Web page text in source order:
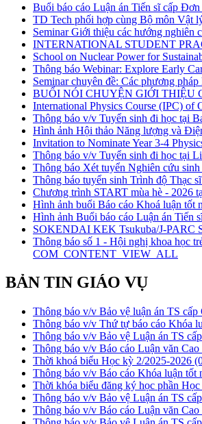
Buổi báo cáo Luận án Tiến sĩ cấp
TD Tech phối hợp cùng Bộ môn Vật
Seminar Giới thiệu các hướng nghiên
INTERNATIONAL STUDENT
School on Nuclear Power for
Thông báo Webinar: Explore Early
Seminar chuyên đề: Các phương
BUỔI NÓI CHUYỆN GIỚI THIỆU
International Physics Course (IPC) of
Thông báo v/v Tuyển sinh đi học tại
Hình ảnh Hội thảo Năng lượng và
Invitation to Nominate Year 3-4
Thông báo v/v Tuyển sinh đi học tại
Thông báo Xét tuyển Nghiên cứu sinh
Thông báo tuyển sinh Trình độ Thạc
Chương trình START mùa hè - 2026
Hình ảnh buổi Báo cáo Khoá luận tốt
Hình ảnh Buổi báo cáo Luận án Tiến
SOKENDAI KEK Tsukuba/J-PARC
Thông báo số 1 - Hội nghị khoa học
COM_CONTENT_VIEW_ALL
BẢN TIN GIÁO VỤ
Thông báo v/v Bảo vệ luận án TS
Thông báo v/v Thứ tự báo cáo Khóa
Thông báo v/v Bảo vệ Luận án TS
Thông báo v/v Báo cáo Luận văn
Thời khoá biểu Học kỳ 2/2025-2026
Thông báo v/v Báo cáo Khóa luận tốt
Thời khóa biểu đăng ký học phần
Thông báo v/v Bảo vệ Luận án TS
Thông báo v/v Báo cáo Luận văn